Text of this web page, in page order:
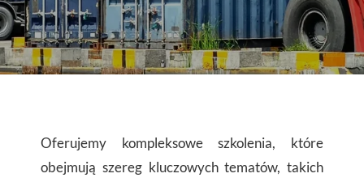
Oferujemy kompleksowe szkolenia, które
obejmują szereg kluczowych tematów, takich